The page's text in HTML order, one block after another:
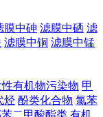
膜中砷 滤膜中硒 滤
滤膜中铜 滤膜中锰
有机物污染物 甲
烃 酚类化合物 氯苯
二甲酸酯类 有机